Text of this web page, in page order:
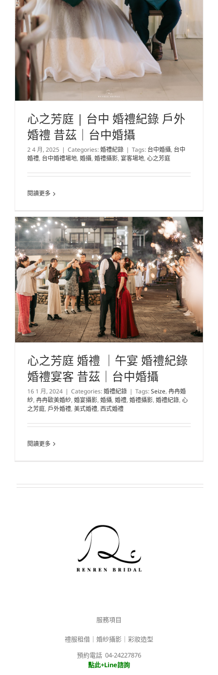
心之芳庭 | 台中 婚禮紀錄 戶外
婚禮 昔茲｜台中婚攝
2 4 月, 2025 | Categories:婚禮紀錄 | Tags: 台中婚攝, 台中
婚禮, 台中婚禮場地, 婚攝, 婚禮攝影, 宴客場地, 心之芳庭
閱讀更多
心之芳庭 婚禮 ｜午宴 婚禮紀錄
婚禮宴客 昔茲｜台中婚攝
16 1 月, 2024 | Categories:婚禮紀錄 | Tags:Seize, 冉冉婚
紗, 冉冉歐美婚紗, 婚宴攝影, 婚攝, 婚禮, 婚禮攝影, 婚禮紀錄, 心
之芳庭, 戶外婚禮, 美式婚禮, 西式婚禮
閱讀更多
服務項目
禮服租借｜婚紗攝影｜彩妝造型
預約電話 04-24227876
點此+Line諮詢